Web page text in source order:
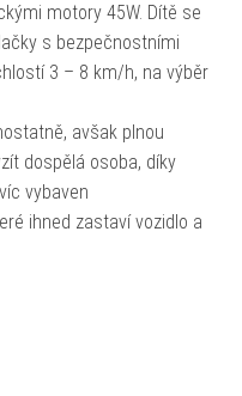
motory 45W. Dítě se
s bezpečnostními
3 – 8 km/h, na výběr
avšak plnou
dospělá osoba, díky
vybaven
ihned zastaví vozidlo a